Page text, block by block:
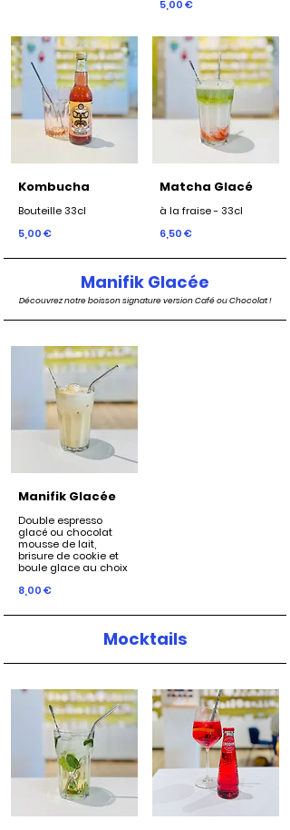
5,00 €
Kombucha
Bouteille 33cl
5,00 €
Matcha Glacé
à la fraise - 33cl
6,50 €
Manifik Glacée
Découvrez notre boisson signature version Café ou Chocolat !
Manifik Glacée
Double espresso
glacé ou chocolat
mousse de lait,
brisure de cookie et
boule glace au choix
8,00 €
Mocktails